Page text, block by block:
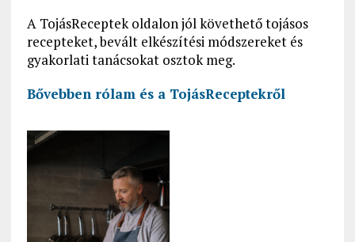
A TojásReceptek oldalon jól követhető tojásos
recepteket, bevált elkészítési módszereket és
gyakorlati tanácsokat osztok meg.
Bővebben rólam és a TojásReceptekről